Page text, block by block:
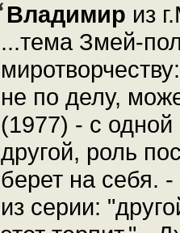
Владимир из
...тема Змей-
не по делу,
(1977) - с
другой, роль
берет на себя.
из серии: